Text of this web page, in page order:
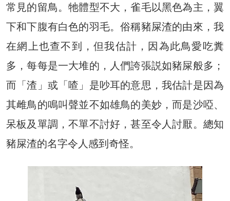
常見的留鳥。牠體型不大，雀毛以黑色為主，翼
下和下腹有白色的羽毛。俗稱豬屎渣的由來，我
在網上也查不到，但我估計，因為此鳥愛吃糞
多，每每是一大堆的，人們誇張説如豬屎般多；
而「渣」或「喳」是吵耳的意思，我估計是因為
其雌鳥的鳴叫聲並不如雄鳥的美妙，而是沙啞、
呆板及單調，不單不討好，甚至令人討厭。總知
豬屎渣的名字令人感到奇怪。